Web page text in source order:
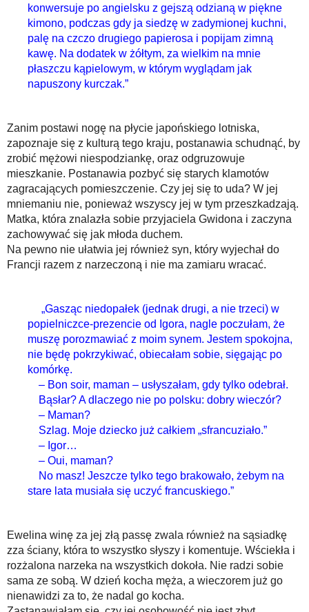
konwersuje po angielsku z gejszą odzianą w piękne
kimono, podczas gdy ja siedzę w zadymionej kuchni,
palę na czczo drugiego papierosa i popijam zimną
kawę. Na dodatek w żółtym, za wielkim na mnie
płaszczu kąpielowym, w którym wyglądam jak
napuszony kurczak.”
Zanim postawi nogę na płycie japońskiego lotniska,
zapoznaje się z kulturą tego kraju, postanawia schudnąć, by
zrobić mężowi niespodziankę, oraz odgruzowuje
mieszkanie. Postanawia pozbyć się starych klamotów
zagracających pomieszczenie. Czy jej się to uda? W jej
mniemaniu nie, ponieważ wszyscy jej w tym przeszkadzają.
Matka, która znalazła sobie przyjaciela Gwidona i zaczyna
zachowywać się jak młoda duchem.
Na pewno nie ułatwia jej również syn, który wyjechał do
Francji razem z narzeczoną i nie ma zamiaru wracać.
„Gasząc niedopałek (jednak drugi, a nie trzeci) w
popielniczce-prezencie od Igora, nagle poczułam, że
muszę porozmawiać z moim synem. Jestem spokojna,
nie będę pokrzykiwać, obiecałam sobie, sięgając po
komórkę.
– Bon soir, maman – usłyszałam, gdy tylko odebrał.
Bąsłar? A dlaczego nie po polsku: dobry wieczór?
– Maman?
Szlag. Moje dziecko już całkiem „sfrancuziało.”
– Igor…
– Oui, maman?
No masz! Jeszcze tylko tego brakowało, żebym na
stare lata musiała się uczyć francuskiego.”
Ewelina winę za jej złą passę zwala również na sąsiadkę
zza ściany, która to wszystko słyszy i komentuje. Wściekła i
rozżalona narzeka na wszystkich dokoła. Nie radzi sobie
sama ze sobą. W dzień kocha męża, a wieczorem już go
nienawidzi za to, że nadal go kocha.